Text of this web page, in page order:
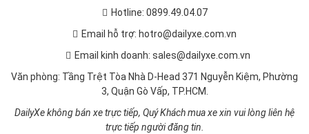
Hotline: 0899.49.04.07
Email hỗ trợ: hotro@dailyxe.com.vn
Email kinh doanh: sales@dailyxe.com.vn
Văn phòng: Tầng Trệt Tòa Nhà D-Head 371 Nguyễn Kiệm, Phường
3, Quận Gò Vấp, TP.HCM.
DailyXe không bán xe trực tiếp, Quý Khách mua xe xin vui lòng liên hệ
trực tiếp người đăng tin.